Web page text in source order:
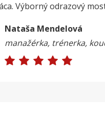
Výborný odrazový
Nataša Mendelová
manažérka, trénerka,